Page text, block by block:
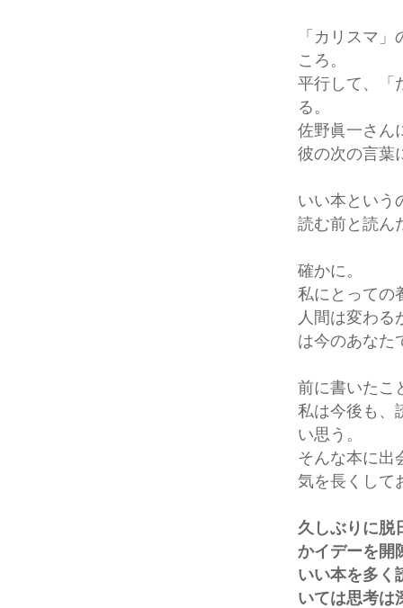
「カリスマ
ころ。
平行して、「
る。
佐野眞一さん
彼の次の言葉
いい本という
読む前と読ん
確かに。
私にとっての
人間は変わる
は今のあなた
前に書いたこ
私は今後も、
い思う。
そんな本に出
気を長くして
久しぶりに脱
かイデーを開
いい本を多く
いては思考は